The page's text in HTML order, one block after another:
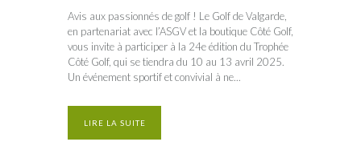
Avis aux passionnés de golf ! Le Golf de Valgarde,
en partenariat avec l’ASGV et la boutique Côté Golf,
vous invite à participer à la 24e édition du Trophée
Côté Golf, qui se tiendra du 10 au 13 avril 2025.
Un événement sportif et convivial à ne...
LIRE LA SUITE